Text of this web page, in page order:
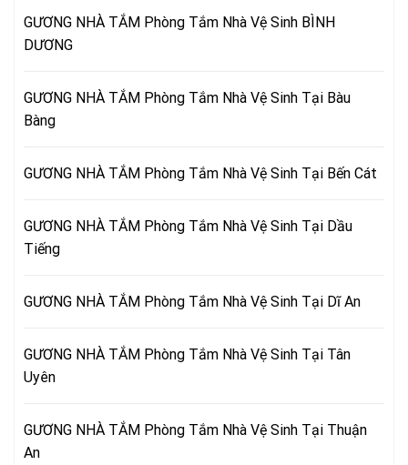
GƯƠNG NHÀ TẮM Phòng Tắm Nhà Vệ Sinh BÌNH
DƯƠNG
GƯƠNG NHÀ TẮM Phòng Tắm Nhà Vệ Sinh Tại Bàu
Bàng
GƯƠNG NHÀ TẮM Phòng Tắm Nhà Vệ Sinh Tại Bến Cát
GƯƠNG NHÀ TẮM Phòng Tắm Nhà Vệ Sinh Tại Dầu
Tiếng
GƯƠNG NHÀ TẮM Phòng Tắm Nhà Vệ Sinh Tại Dĩ An
GƯƠNG NHÀ TẮM Phòng Tắm Nhà Vệ Sinh Tại Tân
Uyên
GƯƠNG NHÀ TẮM Phòng Tắm Nhà Vệ Sinh Tại Thuận
An